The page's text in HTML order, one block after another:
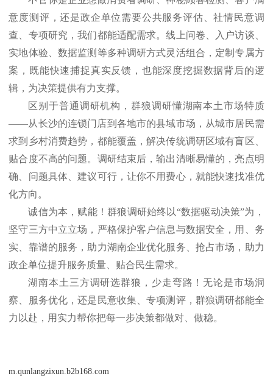
意度测评，还是政企单位需要公共服务评估、社情民意调
查、专项研究，我们都能适配需求。线上问卷、入户访谈、
实地体验、数据监测等多种调研方式灵活组合，定制专属方
案，既能快速捕捉真实反馈，也能深度挖掘数据背后的逻
辑，为决策提供有力支撑。
区别于普通调研机构，群狼调研懂湖南本土市场特质
——从长沙的连锁门店到各地市的县域市场，从城市居民需
求到乡村消费趋势，都能覆盖，解决传统调研区域有盲区、
贴合度不高的问题。调研结束后，输出清晰易懂的，亮点明
确、问题具体、建议可行，让你不用费心，就能快速找准优
化方向。
诚信为本，赋能！群狼调研始终以“数据驱动决策”为，
坚守三方中立立场，严格保护客户信息与数据安全，用、务
实、靠谱的服务，助力湖南企业优化服务、抢占市场，助力
政企单位提升服务质量、贴合民生需求。
湖南本土三方调研选群狼，少走弯路！无论是市场洞
察、服务优化，还是民意收集、专项测评，群狼调研都能全
力以赴，用实力帮你把每一步决策都做对、做稳。
m.qunlangzixun.b2b168.com